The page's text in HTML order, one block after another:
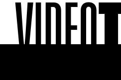
VIDEO